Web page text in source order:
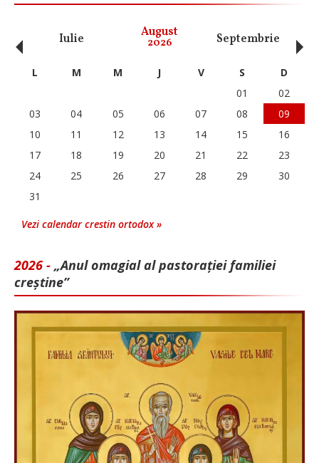
Iulie August
2026 Septembrie
‹ L M M J V S
D
01
02
03
04 05 06 07 08
09
10
11 12 13 14 15
16
17
18 19 20 21 22
23
24
25 26 27 28 29
30
31
Vezi calendar crestin ortodox »
2026 - „Anul omagial al pastorației familiei
creștine”